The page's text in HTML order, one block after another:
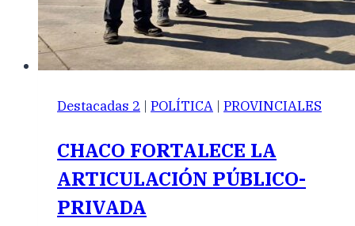
Destacadas 2 | POLÍTICA | PROVINCIALES
CHACO FORTALECE LA
ARTICULACIÓN PÚBLICO-
PRIVADA